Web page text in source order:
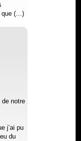
que (…)
notre
j’ai pu
du